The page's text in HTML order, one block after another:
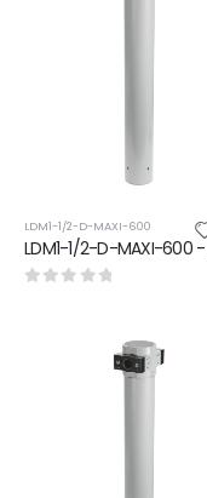
LDM1-1/2-D-MAXI-600